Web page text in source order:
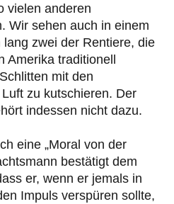
vielen anderen
Wir sehen auch in einem
zwei der Rentiere, die
Amerika traditionell
mit den
zu kutschieren. Der
indessen nicht dazu.
eine „Moral von der
bestätigt dem
er, wenn er jemals in
Impuls verspüren sollte,